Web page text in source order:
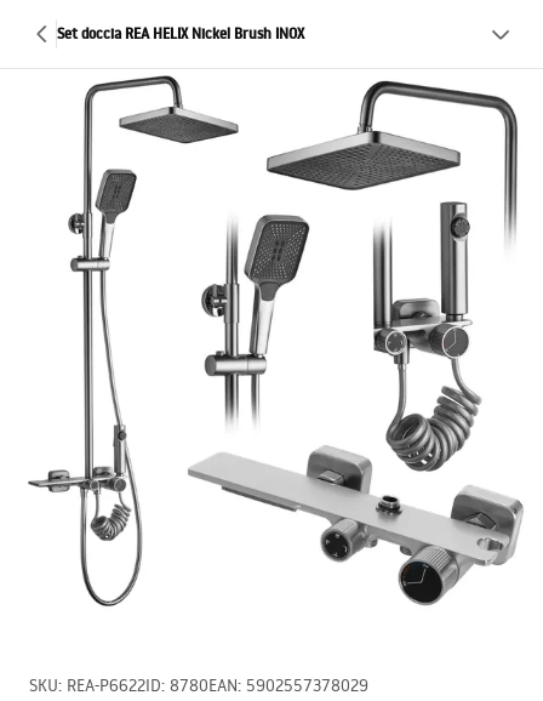
Set doccia REA HELIX Nickel Brush INOX
SKU: REA-P6622ID: 8780EAN: 5902557378029